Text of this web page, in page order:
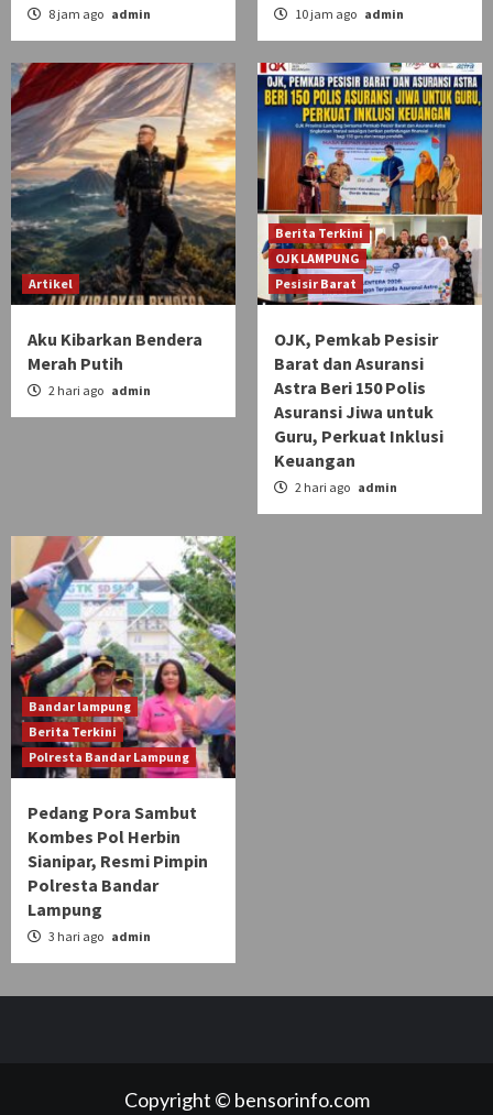
8 jam ago admin 10 jam ago admin
Artikel
Aku Kibarkan Bendera
Merah Putih
2 hari ago admin
Berita Terkini
OJK LAMPUNG
Pesisir Barat
OJK, Pemkab Pesisir
Barat dan Asuransi
Astra Beri 150 Polis
Asuransi Jiwa untuk
Guru, Perkuat Inklusi
Keuangan
2 hari ago admin
Bandar lampung
Berita Terkini
Polresta Bandar Lampung
Pedang Pora Sambut
Kombes Pol Herbin
Sianipar, Resmi Pimpin
Polresta Bandar
Lampung
3 hari ago admin
Copyright © bensorinfo.com